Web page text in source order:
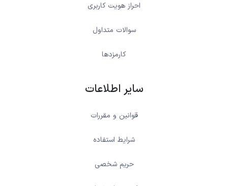
احراز هویت کاربری
سوالات متداول
کارمزدها
سایر اطلاعات
قوانین و مقررات
شرایط استفاده
حریم شخصی